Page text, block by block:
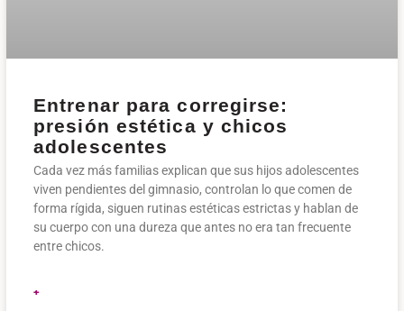
Entrenar para corregirse:
presión estética y chicos
adolescentes
Cada vez más familias explican que sus hijos adolescentes
viven pendientes del gimnasio, controlan lo que comen de
forma rígida, siguen rutinas estéticas estrictas y hablan de
su cuerpo con una dureza que antes no era tan frecuente
entre chicos.
+